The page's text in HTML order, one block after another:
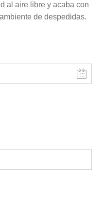
al aire libre y acaba con
de despedidas.